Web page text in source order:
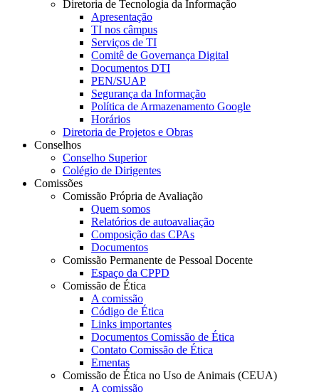
Diretoria de Tecnologia da Informação
Apresentação
TI nos câmpus
Serviços de TI
Comitê de Governança Digital
Documentos DTI
PEN/SUAP
Segurança da Informação
Política de Armazenamento Google
Horários
Diretoria de Projetos e Obras
Conselhos
Conselho Superior
Colégio de Dirigentes
Comissões
Comissão Própria de Avaliação
Quem somos
Relatórios de autoavaliação
Composição das CPAs
Documentos
Comissão Permanente de Pessoal Docente
Espaço da CPPD
Comissão de Ética
A comissão
Código de Ética
Links importantes
Documentos Comissão de Ética
Contato Comissão de Ética
Ementas
Comissão de Ética no Uso de Animais (CEUA)
A comissão